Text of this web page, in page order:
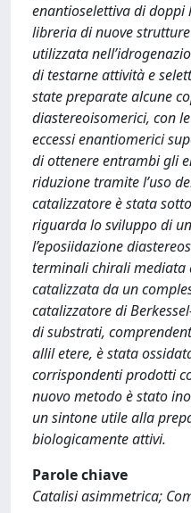
enantioselettiva di
libreria di nuove
utilizzata
di testarne attività e
state preparate alcune
diastereoisomerici, con
eccessi enantiomerici
di ottenere entrambi gli
riduzione tramite l’uso
catalizzatore è stata
riguarda lo sviluppo di
l’eposiidazione
terminali chirali mediata
catalizzata da un
catalizzatore di
di substrati,
allil etere, è stata
corrispondenti prodotti
nuovo metodo è stato
un sintone utile alla
biologicamente attivi.
Parole chiave
Catalisi asimmetrica;